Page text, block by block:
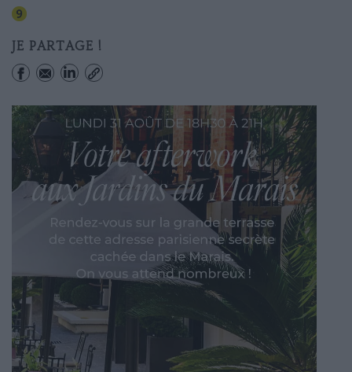
JE PARTAGE !